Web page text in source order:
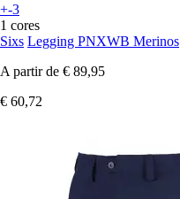
+-3
1 cores
Sixs Legging PNXWB Merinos
A partir de € 89,95
€ 60,72